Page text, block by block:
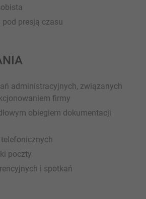
presją czasu
administracyjnych, związanych
firmy
obiegiem dokumentacji
telefonicznych
poczty
i spotkań